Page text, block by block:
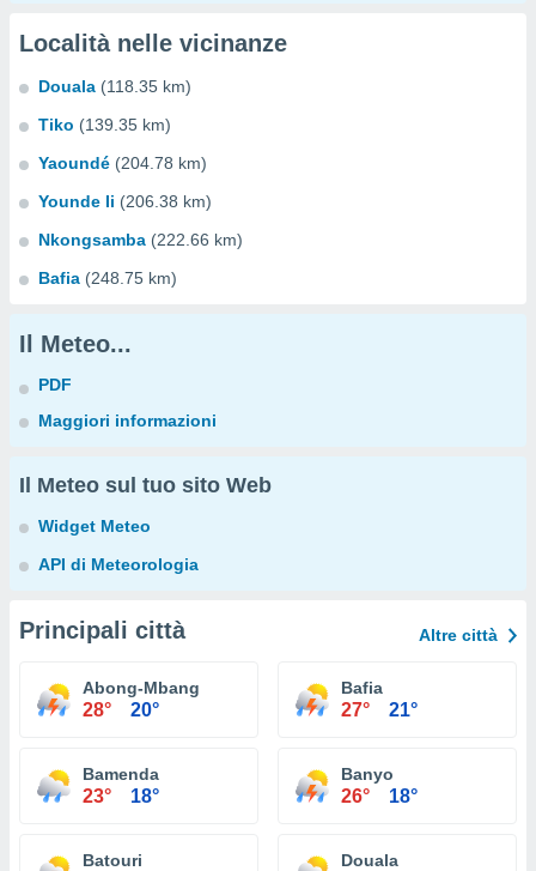
Località nelle vicinanze
Douala (118.35 km)
Tiko (139.35 km)
Yaoundé (204.78 km)
Younde Ii (206.38 km)
Nkongsamba (222.66 km)
Bafia (248.75 km)
Il Meteo...
PDF
Maggiori informazioni
Il Meteo sul tuo sito Web
Widget Meteo
API di Meteorologia
Principali città Altre città
Abong-Mbang
28° 20°
Bafia
27° 21°
Bamenda
23° 18°
Banyo
26° 18°
Batouri Douala